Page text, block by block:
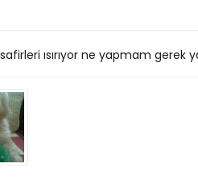
ısırıyor ne yapmam gerek